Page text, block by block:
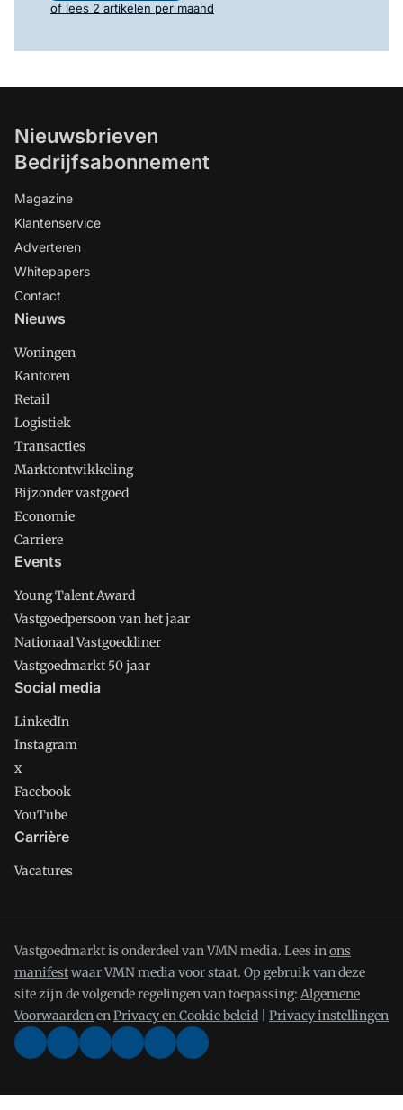
of lees 2 artikelen per maand
Nieuwsbrieven
Bedrijfsabonnement
Magazine
Klantenservice
Adverteren
Whitepapers
Contact
Nieuws
Woningen
Kantoren
Retail
Logistiek
Transacties
Marktontwikkeling
Bijzonder vastgoed
Economie
Carriere
Events
Young Talent Award
Vastgoedpersoon van het jaar
Nationaal Vastgoeddiner
Vastgoedmarkt 50 jaar
Social media
LinkedIn
Instagram
x
Facebook
YouTube
Carrière
Vacatures
Vastgoedmarkt is onderdeel van VMN media. Lees inons
manifestwaar VMN media voor staat. Op gebruik van deze
site zijn de volgende regelingen van toepassing: Algemene
VoorwaardenenPrivacy en Cookie beleid Privacy instellingen